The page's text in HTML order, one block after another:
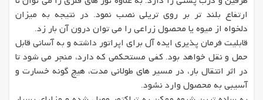
ارتفاع بلند تر بر روی تریلی نصب نمود. در نتیجه به میزان
دلخواه از میوه یا محصول زراعی را می توان درون آن بار زد.
قابلیت فرمان پذیری ایده آل برای اپراتور داشته و به آسانی قابل
حمل و نقل خواهد بود. کفی مستحکمی که دارد، منجر می شود تا
در اثر انتقال بار، در مسیر های طولانی مدت، هیچ گونه خسارت و
آسیبی به محصول وارد نشود.